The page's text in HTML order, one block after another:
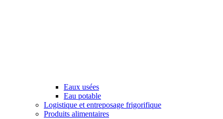
Eaux usées
Eau potable
Logistique et entreposage frigorifique
Produits alimentaires